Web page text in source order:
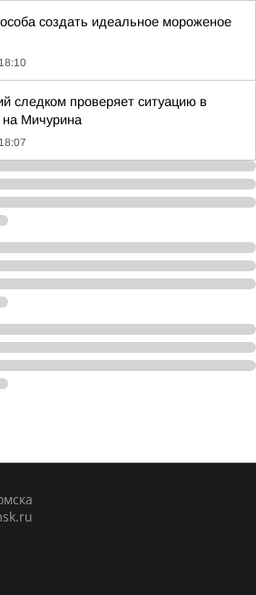
создать идеальное мороженое
следком проверяет ситуацию в
Мичурина